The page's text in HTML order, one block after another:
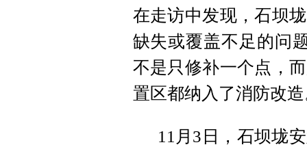
在走访中发现，石坝
缺失或覆盖不足的问
不是只修补一个点，
置区都纳入了消防改造
11月3日，石坝垅